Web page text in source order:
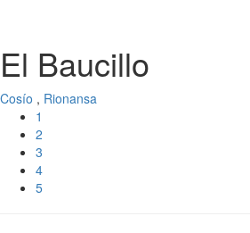
El Baucillo
Cosío , Rionansa
1
2
3
4
5